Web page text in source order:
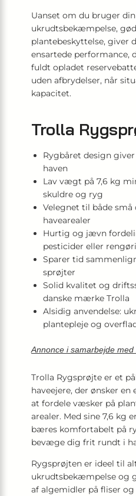
Uanset om du bruger
ukrudtsbekæmpelse,
plantebeskyttelse, giver
ensartede performance,
fuldt opladet
uden afbrydelser, når
kapacitet.
Trolla
Rygbåret design
haven
Lav vægt på 7,6 kg
skuldre og ryg
Velegnet til både
havearealer
Hurtig og jævn
pesticider eller
Sparer tid
sprøjter
Solid kvalitet og
danske mærke Trolla
Alsidig anvendelse:
plantepleje og
Annonce i samarbejde med
Trolla Rygsprøjte er et
haveejere, der ønsker
at fordele væsker på
arealer. Med sine 7,6 kg
bæres komfortabelt på
bevæge dig frit rundt i
Rygsprøjten er ideel til
ukrudtsbekæmpelse og
af algemidler på fliser og